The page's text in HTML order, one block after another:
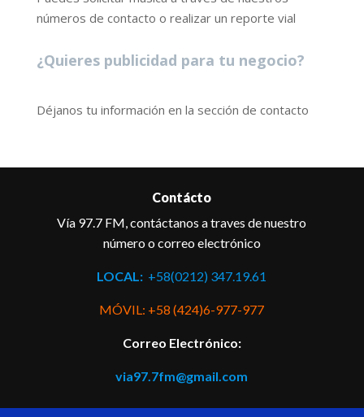
números de contacto o realizar un reporte vial
¿Quieres publicidad para tu negocio?
Déjanos tu información en la sección de contacto
Contácto
Vía 97.7 FM, contáctanos a traves de nuestro
número o correo electrónico
LOCAL: +58(0212) 347.19.61
MÓVIL: +58 (424)6-977-977
Correo Electrónico:
via97.7fm@gmail.com